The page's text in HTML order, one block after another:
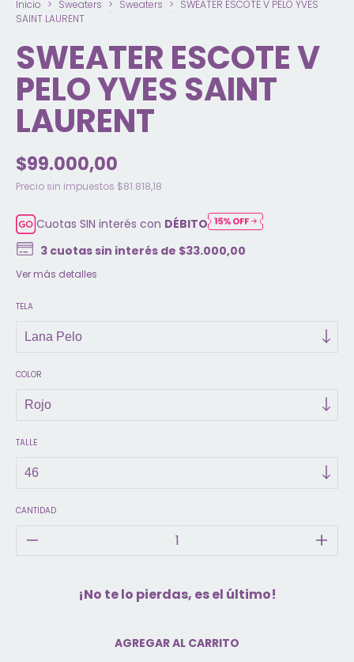
Inicio > Sweaters > Sweaters > SWEATER ESCOTE V PELO YVES
SAINT LAURENT
SWEATER ESCOTE V
PELO YVES SAINT
LAURENT
$99.000,00
Precio sin impuestos $81.818,18
Cuotas SIN interés con DÉBITO
3 cuotas sin interés de $33.000,00
Ver más detalles
TELA
COLOR
TALLE
CANTIDAD
¡No te lo pierdas, es el último!